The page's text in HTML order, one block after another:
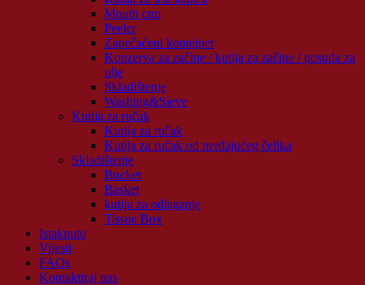
Mouth cup
Peeler
Zapečaćeni kontejner
Konzerva za začine / kutija za začine / posuda za
ulje
Skladištenje
Washing&Sieve
Kutija za ručak
Kutija za ručak
Kutija za ručak od nerđajućeg čelika
Skladištenje
Bucket
Basket
kutija za odlaganje
Tissue Box
Istaknuto
Vijesti
FAQs
Kontaktiraj nas